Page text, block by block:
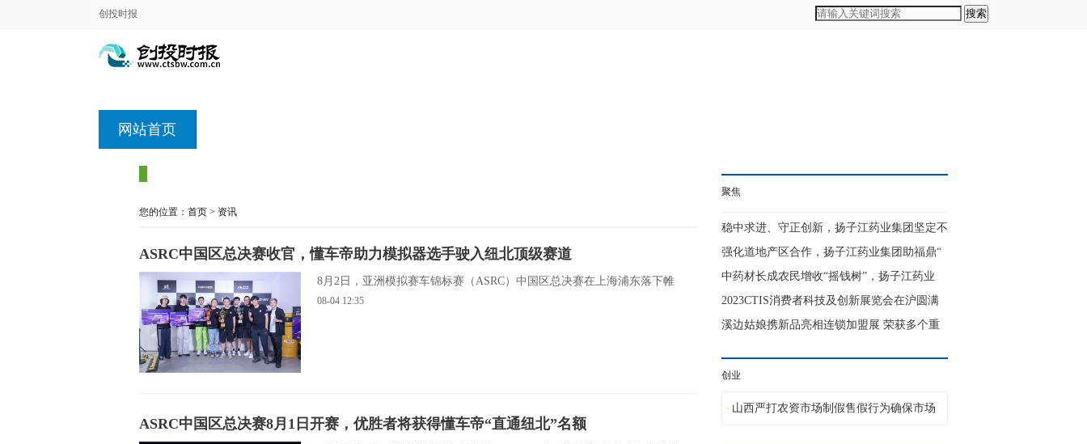
创投时报 搜索
网站首页
您的位置： 首页 > 资讯
ASRC中国区总决赛收官，懂车帝助力模拟器选手驶入纽北顶级赛道
8月2日，亚洲模拟赛车锦标赛（ASRC）中国区总决赛在上海浦东落下帷
08-04 12:35
ASRC中国区总决赛8月1日开赛，优胜者将获得懂车帝“直通纽北”名额
聚焦
稳中求进、守正创新，扬子江药业集团坚定不
6月30日，扬子江药业集团召开2023年年中...
强化道地产区合作，扬子江药业集团助福鼎“
6月10日，福鼎市人民政府和扬子江药业集...
中药材长成农民增收“摇钱树”，扬子江药业
农业农村的现代化，产业振兴是基础。作...
2023CTIS消费者科技及创新展览会在沪圆满
落幕
溪边姑娘携新品亮相连锁加盟展 荣获多个重
创业
· 山西严打农资市场制假售假行为确保市场